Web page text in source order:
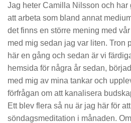
Jag heter Camilla Nilsson och har
att arbeta som bland annat
det finns en större mening med
med mig sedan jag var liten. Tron
här en gång och sedan är vi
hemsida för några år sedan,
med mig av mina tankar och
förfrågan om att kanalisera
Ett blev flera så nu är jag här för
söndagsmeditation i månaden.